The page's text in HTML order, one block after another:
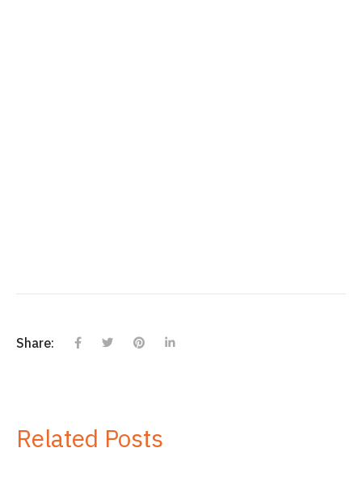
Share:
Related Posts